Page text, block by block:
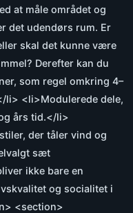
at måle området og
det udendørs rum. Er
skal det kunne være
Derefter kan du
som regel omkring 4–
<li>Modulerede dele,
års tid.</li>
der tåler vind og
sæt
ikke bare en
og socialitet i
<section>